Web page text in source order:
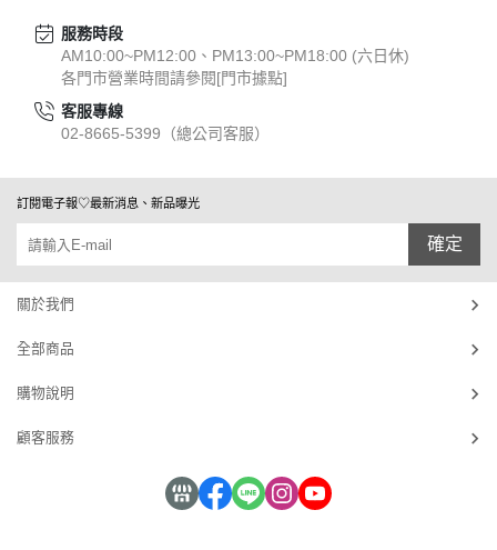
服務時段
AM10:00~PM12:00、PM13:00~PM18:00 (六日休)
各門市營業時間請參閱[門市據點]
客服專線
02-8665-5399（總公司客服）
訂閱電子報♡最新消息、新品曝光
確定
關於我們
全部商品
購物說明
顧客服務